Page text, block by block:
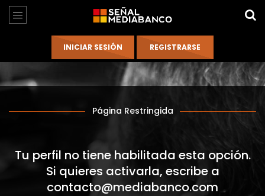
Página Restringida
Tu perfil no tiene habilitada esta opción.
Si quieres activarla, escribe a
contacto@mediabanco.com